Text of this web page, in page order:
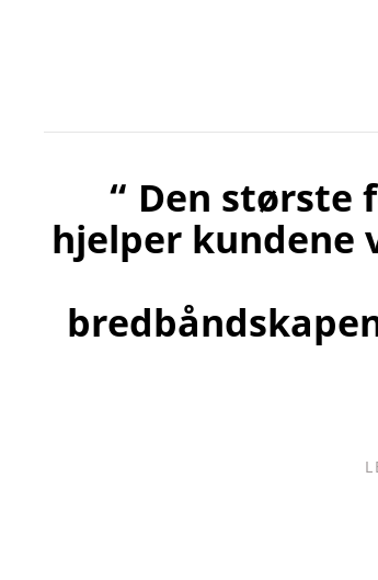
“ Den største
hjelper kundene